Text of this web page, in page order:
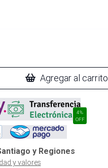
Agregar al carrito
4%
OFF
y Regiones
y valores